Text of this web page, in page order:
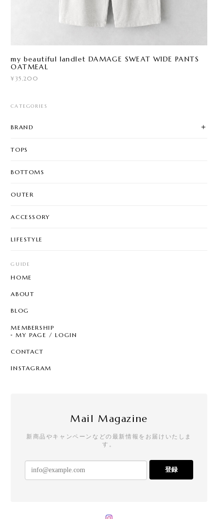
my beautiful landlet DAMAGE SWEAT WIDE PANTS
OATMEAL
¥35,200
CATEGORIES
BRAND
TOPS
BOTTOMS
OUTER
ACCESSORY
LIFESTYLE
GUIDE
HOME
ABOUT
BLOG
MEMBERSHIP
MY PAGE / LOGIN
CONTACT
INSTAGRAM
Mail Magazine
新商品やキャンペーンなどの最新情報をお届けいたしま
す。
登録